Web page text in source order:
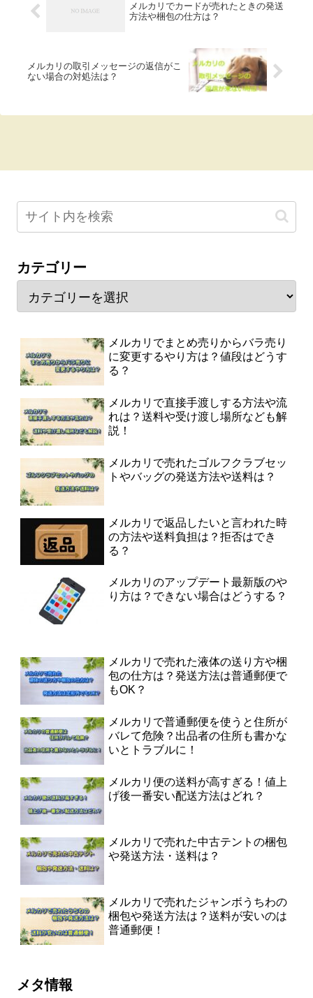
メルカリでカードが売れたときの発送
方法や梱包の仕方は？
メルカリの取引メッセージの返信がこ
ない場合の対処法は？
カテゴリー
メルカリでまとめ売りからバラ売り
に変更するやり方は？値段はどうす
る？
メルカリで直接手渡しする方法や流
れは？送料や受け渡し場所なども解
説！
メルカリで売れたゴルフクラブセッ
トやバッグの発送方法や送料は？
メルカリで返品したいと言われた時
の方法や送料負担は？拒否はでき
る？
メルカリのアップデート最新版のや
り方は？できない場合はどうする？
メルカリで売れた液体の送り方や梱
包の仕方は？発送方法は普通郵便で
もOK？
メルカリで普通郵便を使うと住所が
バレて危険？出品者の住所も書かな
いとトラブルに！
メルカリ便の送料が高すぎる！値上
げ後一番安い配送方法はどれ？
メルカリで売れた中古テントの梱包
や発送方法・送料は？
メルカリで売れたジャンボうちわの
梱包や発送方法は？送料が安いのは
普通郵便！
メタ情報